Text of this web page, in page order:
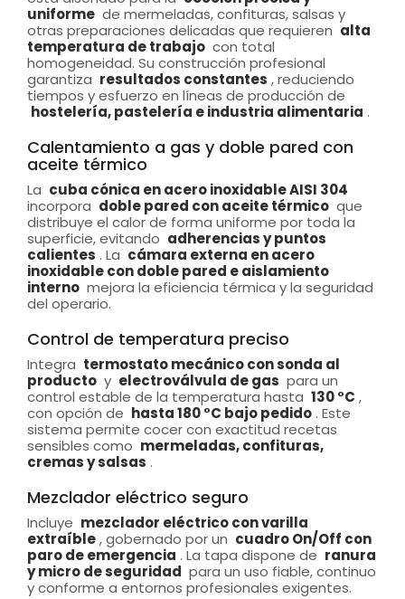
uniforme de mermeladas, confituras, salsas y
otras preparaciones delicadas que requieren alta
temperatura de trabajo con total
homogeneidad. Su construcción profesional
garantiza resultados constantes , reduciendo
tiempos y esfuerzo en líneas de producción de
hostelería, pastelería e industria alimentaria .
Calentamiento a gas y doble pared con
aceite térmico
La cuba cónica en acero inoxidable AISI 304
incorpora doble pared con aceite térmico que
distribuye el calor de forma uniforme por toda la
superficie, evitando adherencias y puntos
calientes . La cámara externa en acero
inoxidable con doble pared e aislamiento
interno mejora la eficiencia térmica y la seguridad
del operario.
Control de temperatura preciso
Integra termostato mecánico con sonda al
producto y electroválvula de gas para un
control estable de la temperatura hasta 130 °C ,
con opción de hasta 180 °C bajo pedido . Este
sistema permite cocer con exactitud recetas
sensibles como mermeladas, confituras,
cremas y salsas .
Mezclador eléctrico seguro
Incluye mezclador eléctrico con varilla
extraíble, gobernado por un cuadro On/Off con
paro de emergencia . La tapa dispone de ranura
y micro de seguridad para un uso fiable, continuo
y conforme a entornos profesionales exigentes.